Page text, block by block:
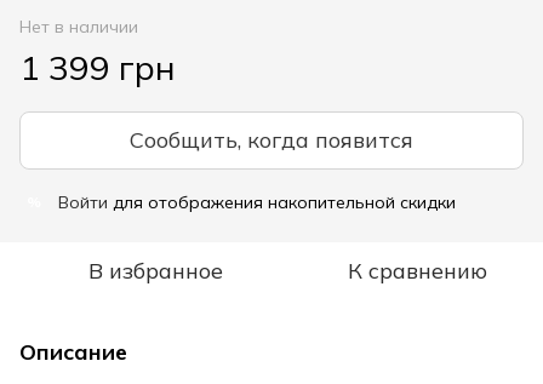
Нет в наличии
1 399 грн
Сообщить, когда появится
Войти для отображения накопительной скидки
В избранное К сравнению
Описание